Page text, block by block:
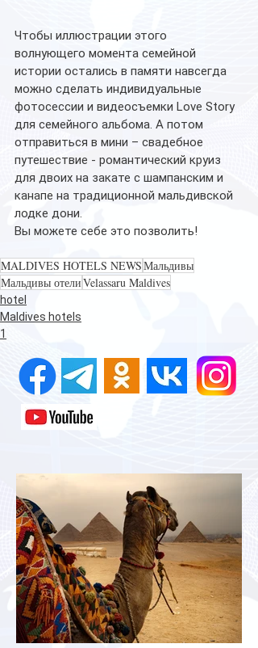
Чтобы иллюстрации этого
волнующего момента семейной
истории остались в памяти навсегда
можно сделать индивидуальные
фотосессии и видеосъемки Love Story
для семейного альбома. А потом
отправиться в мини – свадебное
путешествие - романтический круиз
для двоих на закате с шампанским и
канапе на традиционной мальдивской
лодке дони.
Вы можете себе это позволить!
MALDIVES HOTELS NEWSМальдивы
Мальдивы отелиVelassaru Maldives
hotel
Maldives hotels
1